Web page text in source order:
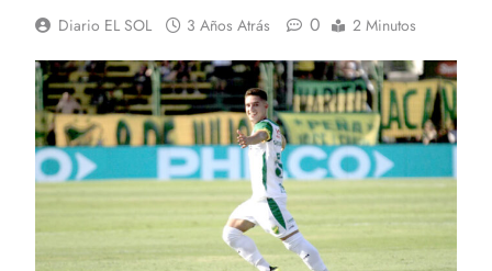
Diario EL SOL 3 Años Atrás 0 2 Minutos